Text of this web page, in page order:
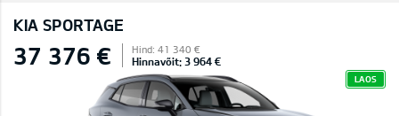
KIA SPORTAGE
37 376 € Hind: 41 340 €
Hinnavõit: 3 964 €
LAOS